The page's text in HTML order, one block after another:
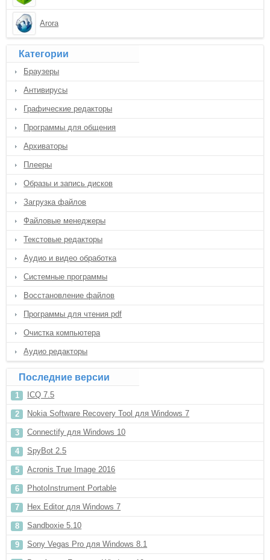
Arora
Категории
Браузеры
Антивирусы
Графические редакторы
Программы для общения
Архиваторы
Плееры
Образы и запись дисков
Загрузка файлов
Файловые менеджеры
Текстовые редакторы
Аудио и видео обработка
Системные программы
Восстановление файлов
Программы для чтения pdf
Очистка компьютера
Аудио редакторы
Последние версии
ICQ 7.5
Nokia Software Recovery Tool для Windows 7
Connectify для Windows 10
SpyBot 2.5
Acronis True Image 2016
PhotoInstrument Portable
Hex Editor для Windows 7
Sandboxie 5.10
Sony Vegas Pro для Windows 8.1